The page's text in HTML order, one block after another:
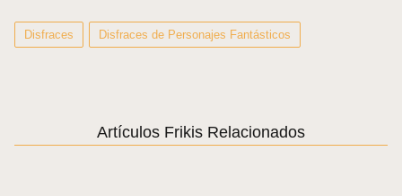
Disfraces Disfraces de Personajes Fantásticos
Artículos Frikis Relacionados